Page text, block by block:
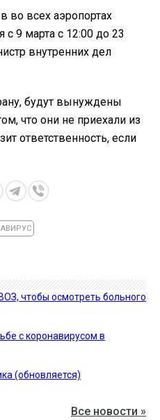
во всех аэропортах
9 марта с 12:00 до 23
внутренних дел
будут вынуждены
что они не приехали из
ответственность, если
чтобы осмотреть больного
с коронавирусом в
(обновляется)
Все новости »